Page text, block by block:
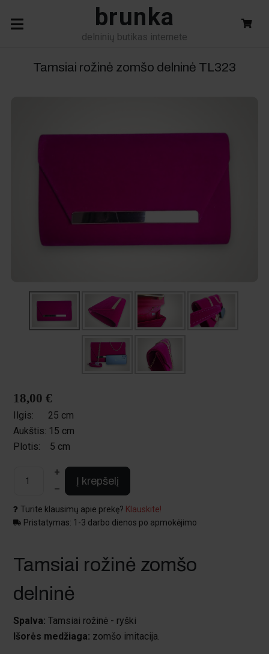
brunka
delninių butikas internete
Tamsiai rožinė zomšo delninė TL323
18,00 €
Ilgis:
25 cm
Aukštis: 15 cm
Plotis:
5 cm
+
–
Į krepšelį
Turite klausimų apie prekę? Klauskite!
Pristatymas: 1-3 darbo dienos po apmokėjimo
Tamsiai rožinė zomšo
delninė
Spalva: Tamsiai rožinė - ryški
Išorės medžiaga: zomšo imitacija.